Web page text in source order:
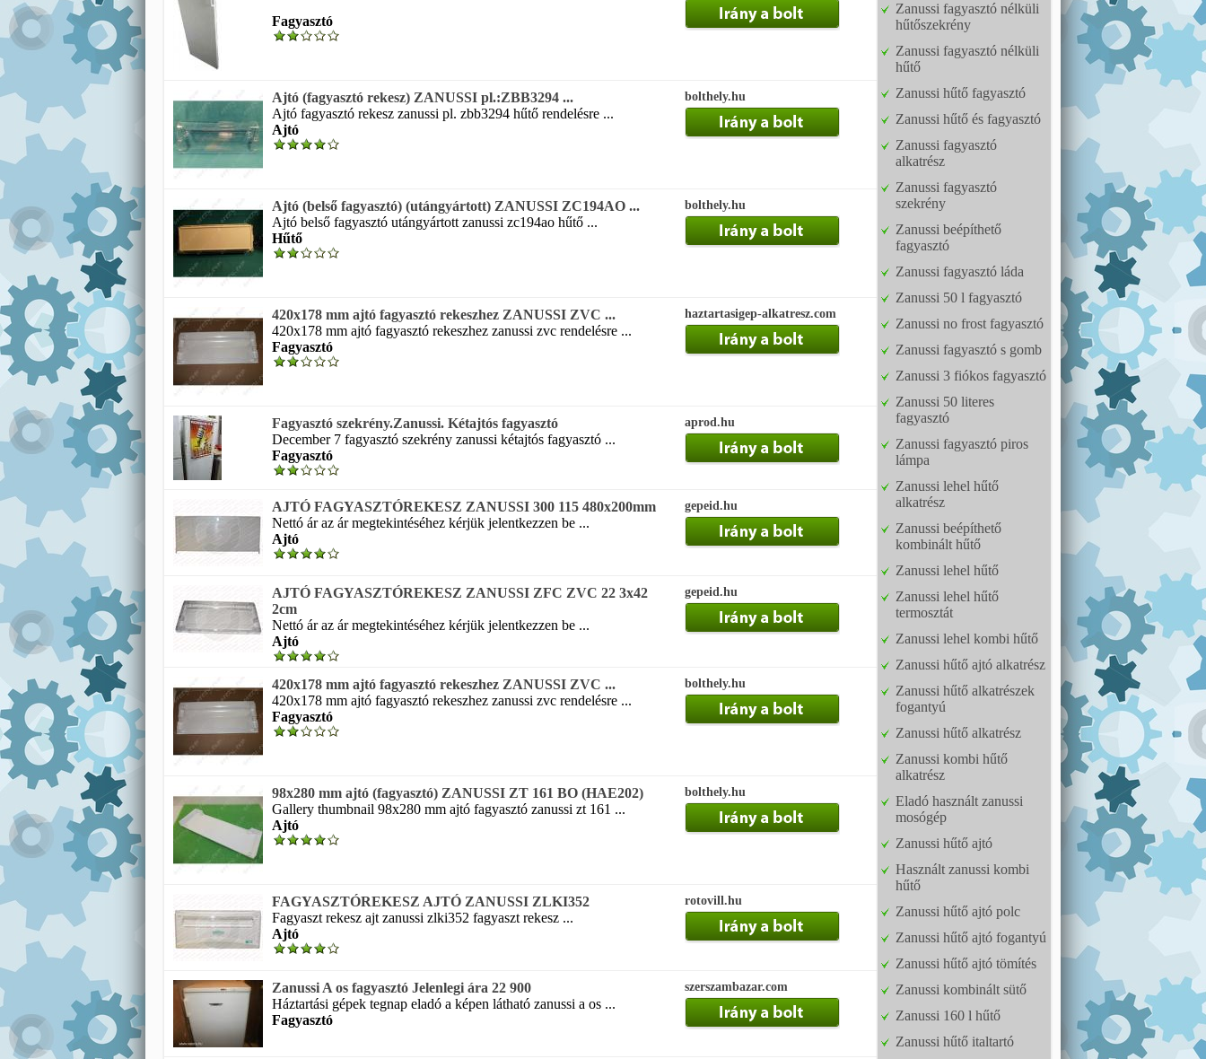
Fagyasztó
Ajtó (fagyasztó rekesz) ZANUSSI pl.:ZBB3294 ...
Ajtó fagyasztó rekesz zanussi pl. zbb3294 hűtő rendelésre ...
Ajtó
bolthely.hu
Ajtó (belső fagyasztó) (utángyártott) ZANUSSI ZC194AO ...
Ajtó belső fagyasztó utángyártott zanussi zc194ao hűtő ...
Hűtő
bolthely.hu
420x178 mm ajtó fagyasztó rekeszhez ZANUSSI ZVC ...
420x178 mm ajtó fagyasztó rekeszhez zanussi zvc rendelésre ...
Fagyasztó
haztartasigep-alkatresz.com
Fagyasztó szekrény.Zanussi. Kétajtós fagyasztó
December 7 fagyasztó szekrény zanussi kétajtós fagyasztó ...
Fagyasztó
aprod.hu
AJTÓ FAGYASZTÓREKESZ ZANUSSI 300 115 480x200mm
Nettó ár az ár megtekintéséhez kérjük jelentkezzen be ...
Ajtó
gepeid.hu
AJTÓ FAGYASZTÓREKESZ ZANUSSI ZFC ZVC 22 3x42
2cm
Nettó ár az ár megtekintéséhez kérjük jelentkezzen be ...
Ajtó
gepeid.hu
420x178 mm ajtó fagyasztó rekeszhez ZANUSSI ZVC ...
420x178 mm ajtó fagyasztó rekeszhez zanussi zvc rendelésre ...
Fagyasztó
bolthely.hu
98x280 mm ajtó (fagyasztó) ZANUSSI ZT 161 BO (HAE202)
Gallery thumbnail 98x280 mm ajtó fagyasztó zanussi zt 161 ...
Ajtó
bolthely.hu
FAGYASZTÓREKESZ AJTÓ ZANUSSI ZLKI352
Fagyaszt rekesz ajt zanussi zlki352 fagyaszt rekesz ...
Ajtó
rotovill.hu
Zanussi A os fagyasztó Jelenlegi ára 22 900
Háztartási gépek tegnap eladó a képen látható zanussi a os ...
Fagyasztó
szerszambazar.com
Zanussi fagyasztó nélküli
hűtőszekrény
Zanussi fagyasztó nélküli
hűtő
Zanussi hűtő fagyasztó
Zanussi hűtő és fagyasztó
Zanussi fagyasztó
alkatrész
Zanussi fagyasztó
szekrény
Zanussi beépíthető
fagyasztó
Zanussi fagyasztó láda
Zanussi 50 l fagyasztó
Zanussi no frost fagyasztó
Zanussi fagyasztó s gomb
Zanussi 3 fiókos fagyasztó
Zanussi 50 literes
fagyasztó
Zanussi fagyasztó piros
lámpa
Zanussi lehel hűtő
alkatrész
Zanussi beépíthető
kombinált hűtő
Zanussi lehel hűtő
Zanussi lehel hűtő
termosztát
Zanussi lehel kombi hűtő
Zanussi hűtő ajtó alkatrész
Zanussi hűtő alkatrészek
fogantyú
Zanussi hűtő alkatrész
Zanussi kombi hűtő
alkatrész
Eladó használt zanussi
mosógép
Zanussi hűtő ajtó
Használt zanussi kombi
hűtő
Zanussi hűtő ajtó polc
Zanussi hűtő ajtó fogantyú
Zanussi hűtő ajtó tömítés
Zanussi kombinált sütő
Zanussi 160 l hűtő
Zanussi hűtő italtartó